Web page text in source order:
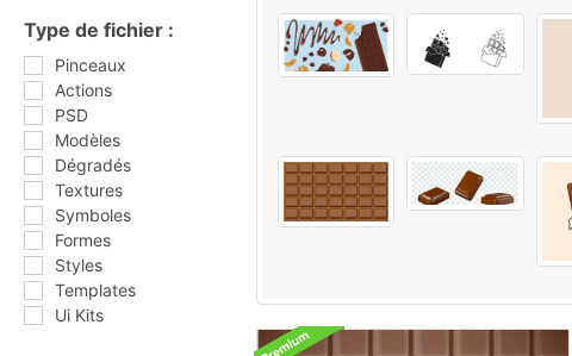
Type de fichier :
Pinceaux
Actions
PSD
Modèles
Dégradés
Textures
Symboles
Formes
Styles
Templates
Ui Kits